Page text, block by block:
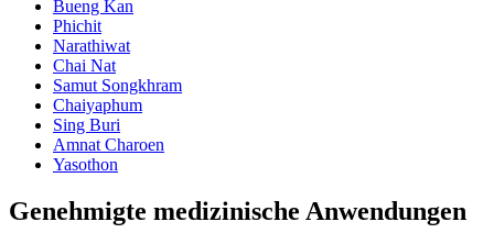
Bueng Kan
Phichit
Narathiwat
Chai Nat
Samut Songkhram
Chaiyaphum
Sing Buri
Amnat Charoen
Yasothon
Genehmigte medizinische Anwendungen